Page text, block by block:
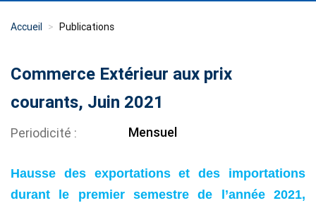
Accueil Publications
Commerce Extérieur aux prix
courants, Juin 2021
Periodicité Mensuel
Hausse des exportations et des importations
durant le premier semestre de l’année 2021,